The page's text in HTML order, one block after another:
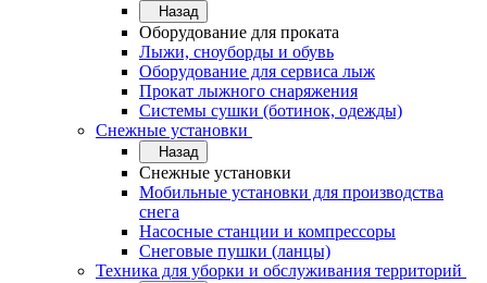
Назад
Оборудование для проката
Лыжи, сноуборды и обувь
Оборудование для сервисa лыж
Прокат лыжного снаряжения
Системы сушки (ботинок, одежды)
Снежные установки
Назад
Снежные установки
Мобильные установки для производства
снега
Насосные станции и компрессоры
Снеговые пушки (ланцы)
Техника для уборки и обслуживания территорий